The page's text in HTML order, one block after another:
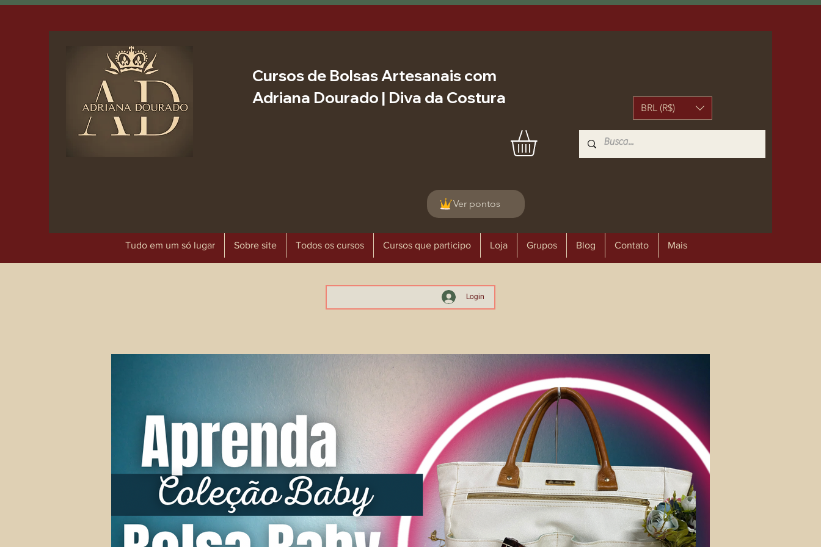
Cursos de Bolsas Artesanais com
Adriana Dourado | Diva da Costura
BRL (R$)
Ver pontos
Tudo em um só lugar Sobre site Todos os cursos Cursos que participo Loja Grupos Blog Contato Mais
Login